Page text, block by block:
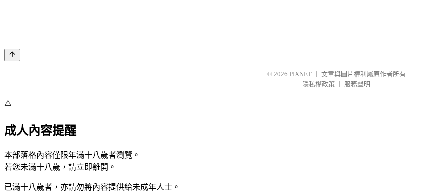
© 2026 PIXNET
文章與圖片權利屬原作者所有
隱私權政策
服務聲明
⚠️
成人內容提醒
本部落格內容僅限年滿十八歲者瀏覽。
若您未滿十八歲，請立即離開。
已滿十八歲者，亦請勿將內容提供給未成年人士。